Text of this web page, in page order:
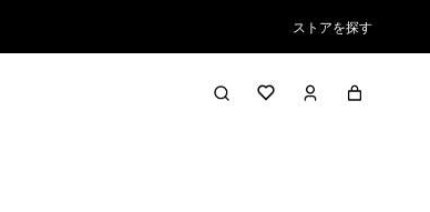
ストアを探す